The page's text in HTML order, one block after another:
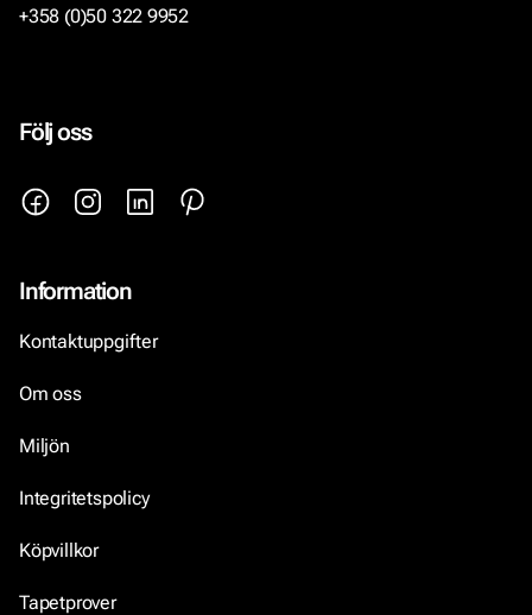
+358 (0)50 322 9952
Följ oss
Information
Kontaktuppgifter
Om oss
Miljön
Integritetspolicy
Köpvillkor
Tapetprover